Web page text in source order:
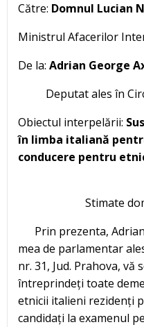
Către: Domnul Lucian
Ministrul Afacerilor
De la: Adrian George
Deputat ales în
Obiectul interpelării:
în limba italiană
conducere pentru
Stimate
Prin prezenta, Adrian
mea de parlamentar
nr. 31, Jud. Prahova, vă
întreprindeți toate
etnicii italieni rezidenți
candidați la examenul